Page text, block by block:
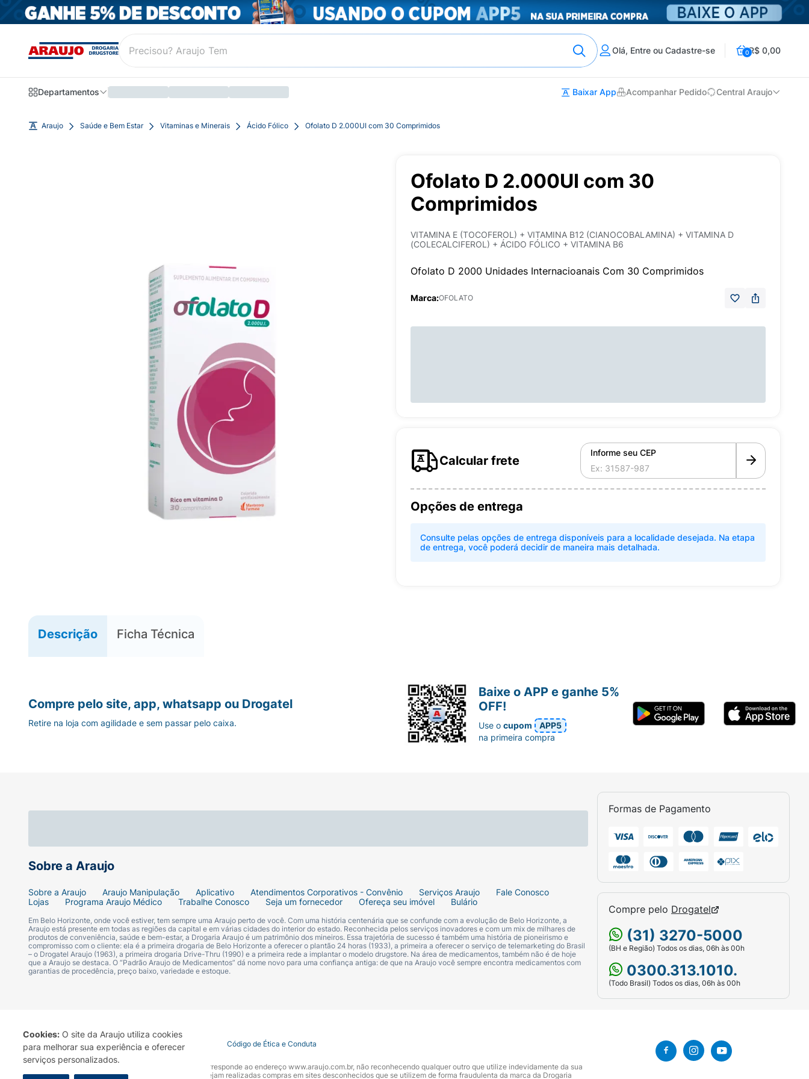
Cookies: O site da Araujo utiliza cookies
para melhorar sua experiência e oferecer
serviços personalizados.
Olá, Entre ou Cadastre-se 0R$ 0,00
Departamentos Baixar App Acompanhar Pedido Central Araujo
Araujo Saúde e Bem Estar Vitaminas e Minerais Ácido Fólico Ofolato D 2.000UI com 30 Comprimidos
Ofolato D 2.000UI com 30
Comprimidos
VITAMINA E (TOCOFEROL) + VITAMINA B12 (CIANOCOBALAMINA) + VITAMINA D
(COLECALCIFEROL) + ÁCIDO FÓLICO + VITAMINA B6
Ofolato D 2000 Unidades Internacioanais Com 30 Comprimidos
Marca:OFOLATO
Calcular frete
Informe seu CEP
Opções de entrega
Consulte pelas opções de entrega disponíveis para a localidade desejada. Na etapa
de entrega, você poderá decidir de maneira mais detalhada.
Descrição Ficha Técnica
Sobre a Araujo
Sobre a Araujo Araujo Manipulação Aplicativo Atendimentos Corporativos - Convênio Serviços Araujo
Fale Conosco
Lojas
Programa Araujo Médico Trabalhe Conosco Seja um fornecedor Ofereça seu imóvel Bulário
Em Belo Horizonte, onde você estiver, tem sempre uma Araujo perto de você. Com uma história centenária que se confunde com a evolução de Belo Horizonte, a
Araujo está presente em todas as regiões da capital e em várias cidades do interior do estado. Reconhecida pelos serviços inovadores e com um mix de milhares de
produtos de conveniência, saúde e bem-estar, a Drogaria Araujo é um patrimônio dos mineiros. Essa trajetória de sucesso é também uma história de pioneirismo e
compromisso com o cliente: ela é a primeira drogaria de Belo Horizonte a oferecer o plantão 24 horas (1933), a primeira a oferecer o serviço de telemarketing do Brasil
– o Drogatel Araujo (1963), a primeira drogaria Drive-Thru (1990) e a primeira rede a implantar o modelo drugstore. Na área de medicamentos, também não é de hoje
que a Araujo se destaca. O “Padrão Araujo de Medicamentos” dá nome novo para uma confiança antiga: de que na Araujo você sempre encontra medicamentos com
garantias de procedência, preço baixo, variedade e estoque.
Formas de Pagamento
Compre pelo Drogatel
(31) 3270-5000
(BH e Região) Todos os dias, 06h às 00h
0300.313.1010.
(Todo Brasil) Todos os dias, 06h às 00h
Compre pelo site, app, whatsapp ou Drogatel
Retire na loja com agilidade e sem passar pelo caixa.
Baixe o APP e ganhe 5%
OFF!
Use ocupom
APP5
na primeira compra
Termo de Uso Portal da Privacidade Covid-19 Código de Ética e Conduta
A Drogaria Araujo S/A informa que o seu site oficial corresponde ao endereço www.araujo.com.br, não reconhecendo qualquer outro que utilize indevidamente da sua
marca. Para sua segurança recomendamos que não sejam realizadas compras em sites desconhecidos que se utilizem de forma fraudulenta da marca da Drogaria